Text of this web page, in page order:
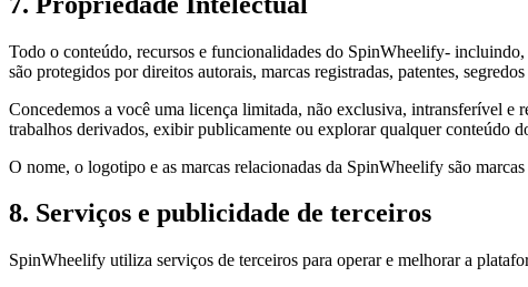
Todo o conteúdo, recursos e funcionalidades do SpinWheelify- incluindo,
são protegidos por direitos autorais, marcas registradas, patentes,
Concedemos a você uma licença limitada, não exclusiva, intransferível e
trabalhos derivados, exibir publicamente ou explorar qualquer conteúdo
O nome, o logotipo e as marcas relacionadas da SpinWheelify são
8. Serviços e publicidade de terceiros
SpinWheelify utiliza serviços de terceiros para operar e melhorar a